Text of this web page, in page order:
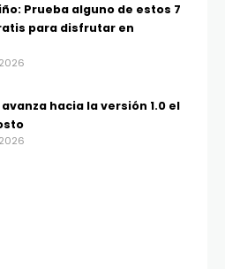
Prueba alguno de estos 7
para disfrutar en
hacia la versión 1.0 el